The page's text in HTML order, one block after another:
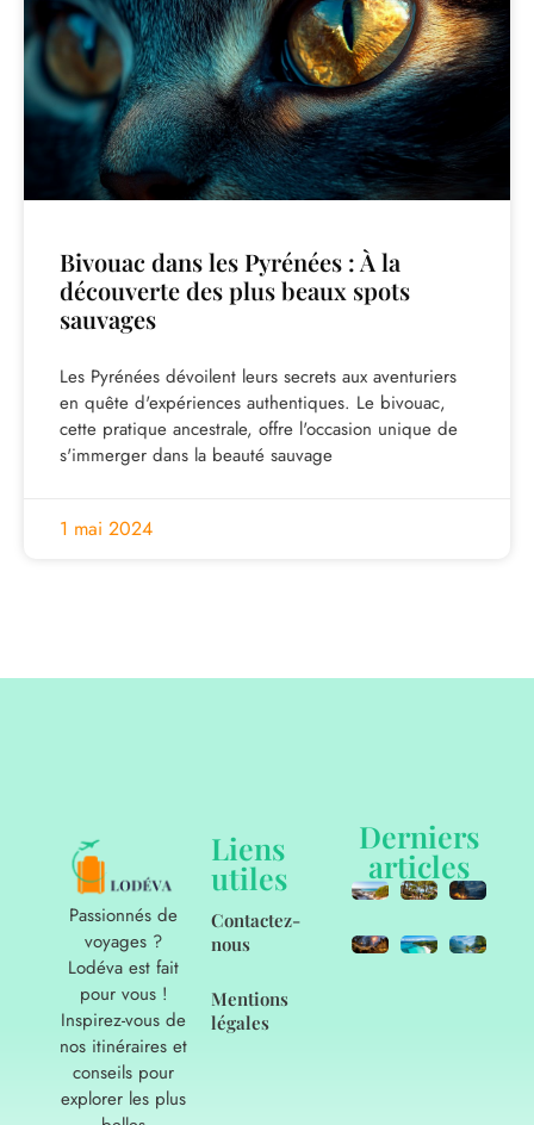
Bivouac dans les Pyrénées : À la
découverte des plus beaux spots
sauvages
Les Pyrénées dévoilent leurs secrets aux aventuriers
en quête d'expériences authentiques. Le bivouac,
cette pratique ancestrale, offre l'occasion unique de
s'immerger dans la beauté sauvage
1 mai 2024
Passionnés de
voyages ?
Lodéva est fait
pour vous !
Inspirez-vous de
nos itinéraires et
conseils pour
explorer les plus
Liens
utiles
Contactez-
nous
Mentions
légales
Derniers
articles